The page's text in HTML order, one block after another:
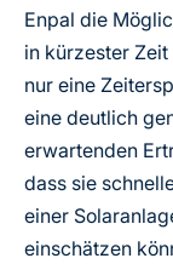
Enpal die
in kürzester
nur eine
eine deutlich
erwartenden
dass sie
einer
einschätzen